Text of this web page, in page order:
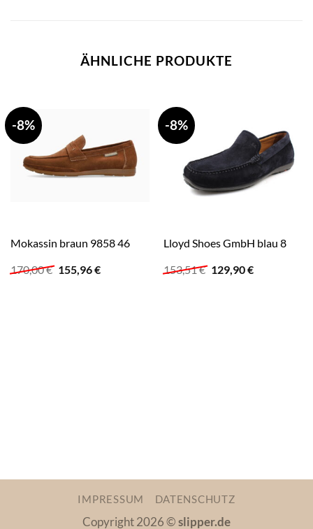
ÄHNLICHE PRODUKTE
-8%
Mokassin braun 9858 46
170,00€ Ursprünglicher
Preis
155,96€Aktueller
-8%
Lloyd Shoes GmbH blau 8
153,51€ Ursprünglicher
Preis
129,90€Aktueller
IMPRESSUM DATENSCHUTZ
Copyright 2026 ©slipper.de